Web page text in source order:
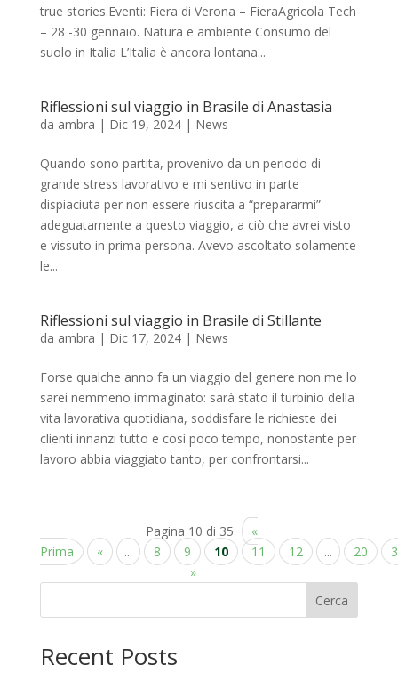
true stories.Eventi: Fiera di Verona – FieraAgricola Tech
– 28 -30 gennaio. Natura e ambiente Consumo del
suolo in Italia L’Italia è ancora lontana...
Riflessioni sul viaggio in Brasile di Anastasia
da ambra | Dic 19, 2024| News
Quando sono partita, provenivo da un periodo di
grande stress lavorativo e mi sentivo in parte
dispiaciuta per non essere riuscita a “prepararmi”
adeguatamente a questo viaggio, a ciò che avrei visto
e vissuto in prima persona. Avevo ascoltato solamente
le...
Riflessioni sul viaggio in Brasile di Stillante
da ambra | Dic 17, 2024| News
Forse qualche anno fa un viaggio del genere non me lo
sarei nemmeno immaginato: sarà stato il turbinio della
vita lavorativa quotidiana, soddisfare le richieste dei
clienti innanzi tutto e così poco tempo, nonostante per
lavoro abbia viaggiato tanto, per confrontarsi...
Pagina 10 di 35
«
Prima
« ... 8 9 10 11 12 ... 20
»
Cerca
Recent Posts